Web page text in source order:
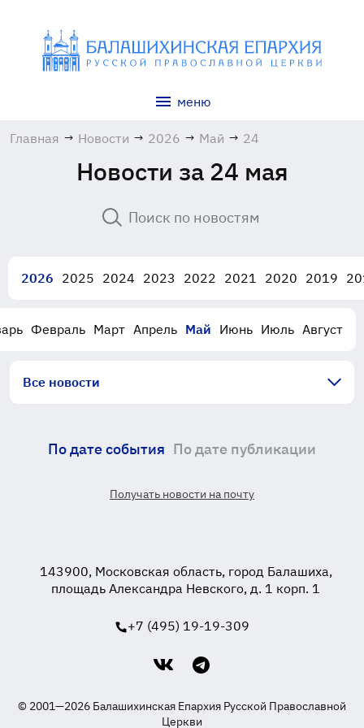
меню
Главная → Новости → 2026 → Май → 24
Новости за 24 мая
2026 2025 2024 2023 2022 2021 2020 2019
Февраль Март Апрель Май Июнь Июль Август
Все новости
По дате события По дате публикации
Получать новости на почту
143900, Московская область, город Балашиха,
площадь Александра Невского, д. 1 корп. 1
+7 (495) 19-19-309
© 2001—2026 Балашихинская Епархия Русской Православной
Церкви